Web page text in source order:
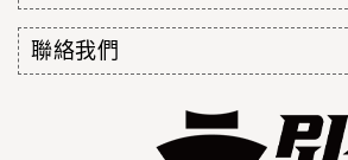
聯絡我們